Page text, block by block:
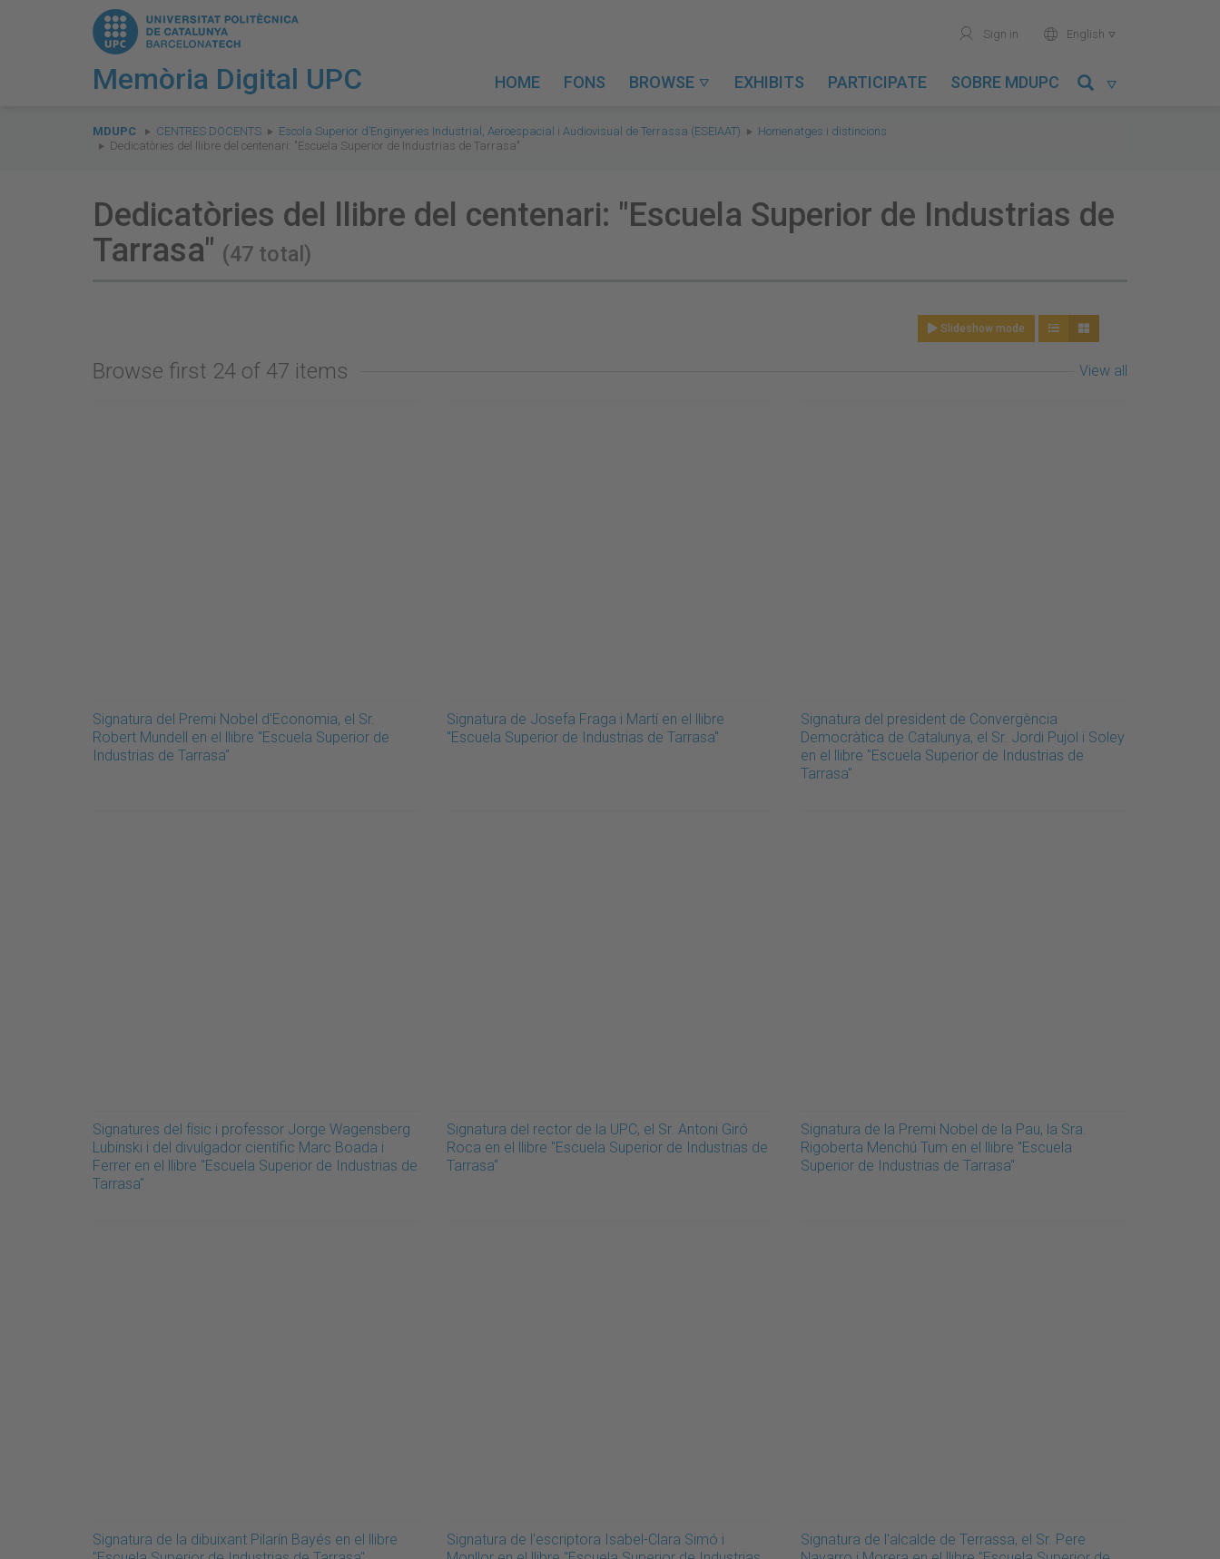
Memòria Digital UPC
user Sign in world English 
HOME FONS BROWSE  EXHIBITS PARTICIPATE SOBRE MDUPC 
are
here:
MDUPC CENTRES DOCENTS Escola Superior d’Enginyeries Industrial, Aeroespacial i Audiovisual de Terrassa (ESEIAAT)
Homenatges i distincions
Dedicatòries del llibre del centenari: "Escuela Superior de Industrias de Tarrasa"
Dedicatòries del llibre del centenari: "Escuela Superior de Industrias de
Tarrasa" (47 total)
Slideshow mode
Browse first 24 of 47 items View all
Signatura del Premi Nobel d'Economia, el Sr.
Robert Mundell en el llibre "Escuela Superior de
Industrias de Tarrasa"
Signatura de Josefa Fraga i Martí en el llibre
"Escuela Superior de Industrias de Tarrasa"
Signatura del president de Convergència
Democràtica de Catalunya, el Sr. Jordi Pujol i Soley
en el llibre "Escuela Superior de Industrias de
Tarrasa"
Signatures del físic i professor Jorge Wagensberg
Lubinski i del divulgador científic Marc Boada i
Ferrer en el llibre "Escuela Superior de Industrias de
Tarrasa"
Signatura del rector de la UPC, el Sr. Antoni Giró
Roca en el llibre "Escuela Superior de Industrias de
Tarrasa"
Signatura de la Premi Nobel de la Pau, la Sra.
Rigoberta Menchú Tum en el llibre "Escuela
Superior de Industrias de Tarrasa"
Signatura de la dibuixant Pilarín Bayés en el llibre
Signatura de l'escriptora Isabel-Clara Simó i
Signatura de l'alcalde de Terrassa, el Sr. Pere